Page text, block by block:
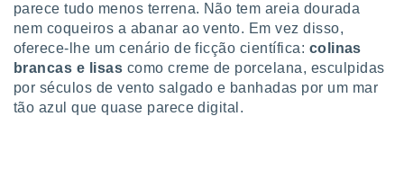
com
Pode
na nossa
e
parece tudo menos terrena. Não tem areia dourada
nem coqueiros a abanar ao vento. Em vez disso,
oferece-lhe um cenário de ficção científica: colinas
brancas e lisas como creme de porcelana, esculpidas
por séculos de vento salgado e banhadas por um mar
tão azul que quase parece digital.